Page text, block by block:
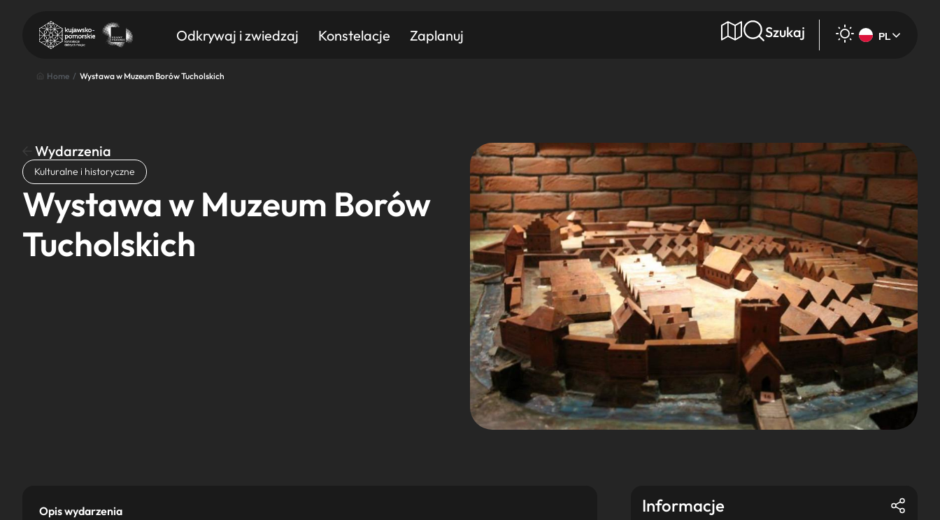
Odkrywaj i zwiedzaj Konstelacje Zaplanuj Szukaj PL
Znajdź atrakcję
Nazwa atrakcji Kategoria Wyszukaj
Home / Wystawa w Muzeum Borów Tucholskich
Wydarzenia
Kulturalne i historyczne
Wystawa w Muzeum Borów
Tucholskich
Opis wydarzenia Informacje